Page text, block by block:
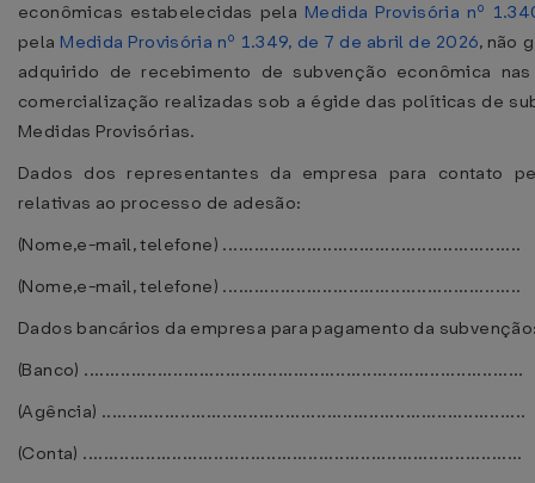
econômicas estabelecidas pela Medida Provisória nº
pela Medida Provisória nº 1.349, de 7 de abril de 2026, não
adquirido de recebimento de subvenção econômica
comercialização realizadas sob a égide das políticas de
Medidas Provisórias.
Dados dos representantes da empresa para contato
relativas ao processo de adesão:
(Nome,e-mail, telefone) .........................................................
(Nome,e-mail, telefone) .........................................................
Dados bancários da empresa para pagamento da
(Banco) ....................................................................................
(Agência) .................................................................................
(Conta) ....................................................................................